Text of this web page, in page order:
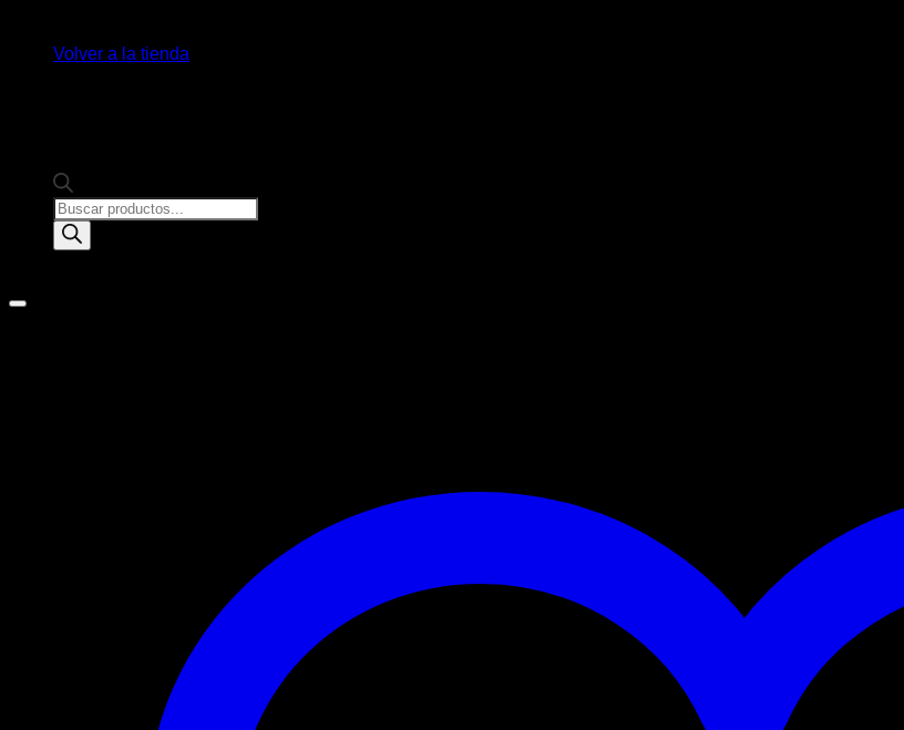
Volver a la tienda
Products
search